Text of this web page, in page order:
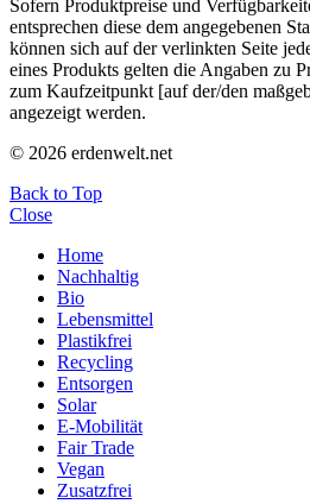
Sofern Produktpreise und
entsprechen diese dem angegebenen
können sich auf der verlinkten Seite
eines Produkts gelten die Angaben zu
zum Kaufzeitpunkt [auf der/den
angezeigt werden.
© 2026 erdenwelt.net
Back to Top
Close
Home
Nachhaltig
Bio
Lebensmittel
Plastikfrei
Recycling
Entsorgen
Solar
E-Mobilität
Fair Trade
Vegan
Zusatzfrei